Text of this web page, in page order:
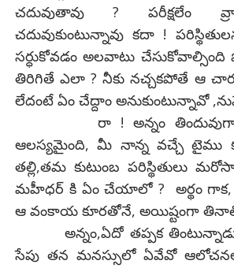
చదువుతావు ? పరీక్షలేం
చదువుకుంటున్నావు కదా !
సర్ధుకోవడం అలవాటు
తిరిగితే ఎలా ? నీకు నచ్చకపోతే ఆ
లేదంటే ఏం చేద్దాం అనుకుంటున్నావో
రా ! అన్నం
ఆలస్యమైంది, మీ నాన్న వచ్చే టైము
తల్లి,తమ కుటుంబ పరిస్థితులు
మహీధర్ కి ఏం చేయాలో ? అర్థం గాక,
ఆ వంకాయ కూరతోనే, అయిష్టంగా
అన్నం,ఏదో తప్పక తింటున్నాడు
సేపు తన మనస్సులో ఏవేవో